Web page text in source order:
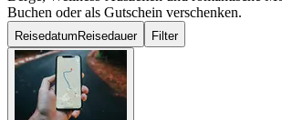
Buchen oder als Gutschein verschenken.
Reisedatum Reisedauer Filter